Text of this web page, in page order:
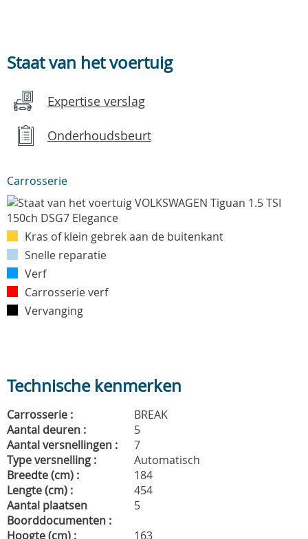
Staat van het voertuig
Expertise verslag
Onderhoudsbeurt
Carrosserie
Kras of klein gebrek aan de buitenkant
Snelle reparatie
Verf
Carrosserie verf
Vervanging
Technische kenmerken
Carrosserie :
BREAK
Aantal deuren :
5
Aantal versnellingen :
7
Type versnelling :
Automatisch
Breedte (cm) :
184
Lengte (cm) :
454
Aantal plaatsen
Boorddocumenten :
5
Hoogte (cm) :
163